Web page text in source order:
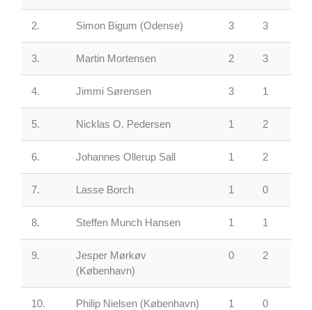
2. Simon Bigum (Odense) 3 3
3. Martin Mortensen 2 3
4. Jimmi Sørensen 3 1
5. Nicklas O. Pedersen 1 2
6. Johannes Ollerup Sall 1 2
7. Lasse Borch 1 0
8. Steffen Munch Hansen 1 1
9.
Jesper Mørkøv
(København)
0 2
10. Philip Nielsen (København) 1 0